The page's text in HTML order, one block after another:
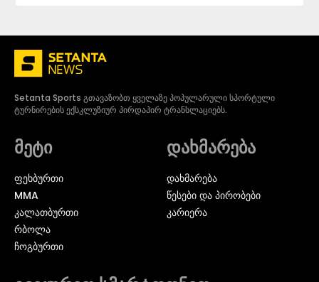
Setanta Sports გთავაზობთ ყველაზე პოპულარული სპორტული
ტურნირების ექსკლუზიურ პირდაპირ ტრანსლაციებს.
მეტი
ᲤᲔᲮᲑᲣᲠᲗᲘ
MMA
ᲙᲐᲚᲐᲗᲑᲣᲠᲗᲘ
ᲠᲑᲝᲚᲐ
ᲩᲝᲒᲑᲣᲠᲗᲘ
დახმარება
დახმარება
წესები და პირობები
კარიერა